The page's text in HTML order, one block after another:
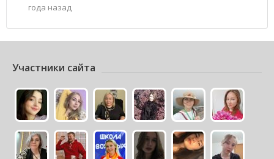
года назад
Участники сайта